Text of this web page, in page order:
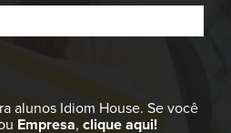
alunos Idiom House. Se você
Empresa, clique aqui!